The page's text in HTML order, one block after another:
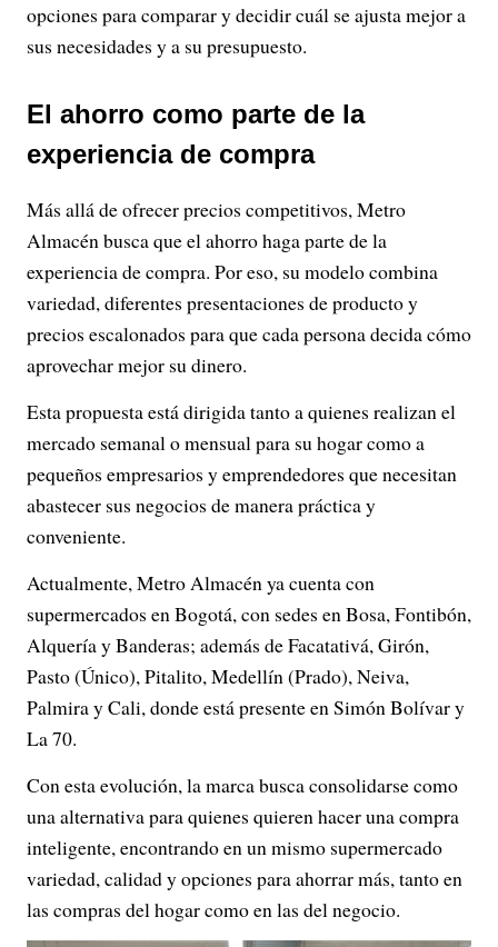
opciones para comparar y decidir cuál se ajusta mejor a
sus necesidades y a su presupuesto.
El ahorro como parte de la
experiencia de compra
Más allá de ofrecer precios competitivos, Metro
Almacén busca que el ahorro haga parte de la
experiencia de compra. Por eso, su modelo combina
variedad, diferentes presentaciones de producto y
precios escalonados para que cada persona decida cómo
aprovechar mejor su dinero.
Esta propuesta está dirigida tanto a quienes realizan el
mercado semanal o mensual para su hogar como a
pequeños empresarios y emprendedores que necesitan
abastecer sus negocios de manera práctica y
conveniente.
Actualmente, Metro Almacén ya cuenta con
supermercados en Bogotá, con sedes en Bosa, Fontibón,
Alquería y Banderas; además de Facatativá, Girón,
Pasto (Único), Pitalito, Medellín (Prado), Neiva,
Palmira y Cali, donde está presente en Simón Bolívar y
La 70.
Con esta evolución, la marca busca consolidarse como
una alternativa para quienes quieren hacer una compra
inteligente, encontrando en un mismo supermercado
variedad, calidad y opciones para ahorrar más, tanto en
las compras del hogar como en las del negocio.